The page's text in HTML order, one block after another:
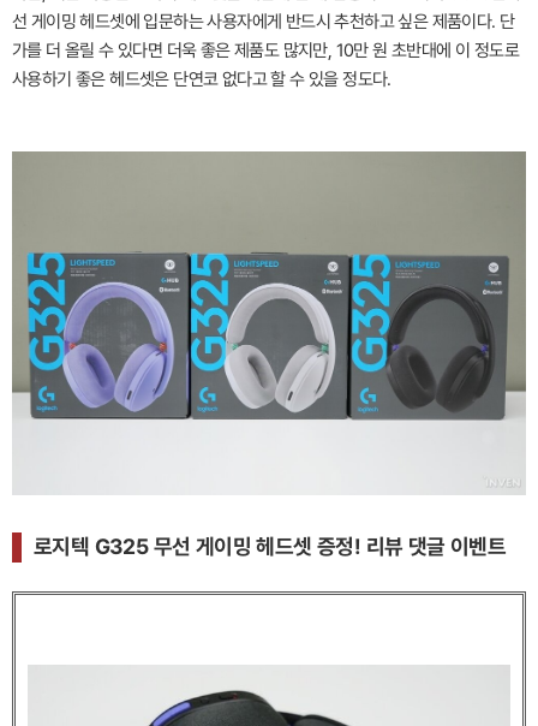
선 게이밍 헤드셋에 입문하는 사용자에게 반드시 추천하고 싶은 제품이다. 단
가를 더 올릴 수 있다면 더욱 좋은 제품도 많지만, 10만 원 초반대에 이 정도로
사용하기 좋은 헤드셋은 단연코 없다고 할 수 있을 정도다.
로지텍 G325 무선 게이밍 헤드셋 증정! 리뷰 댓글 이벤트